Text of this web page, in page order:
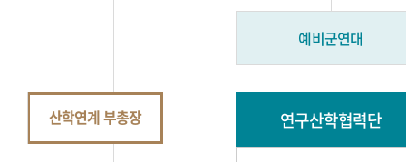
예비군연대
산학연계 부총장 연구산학협력단